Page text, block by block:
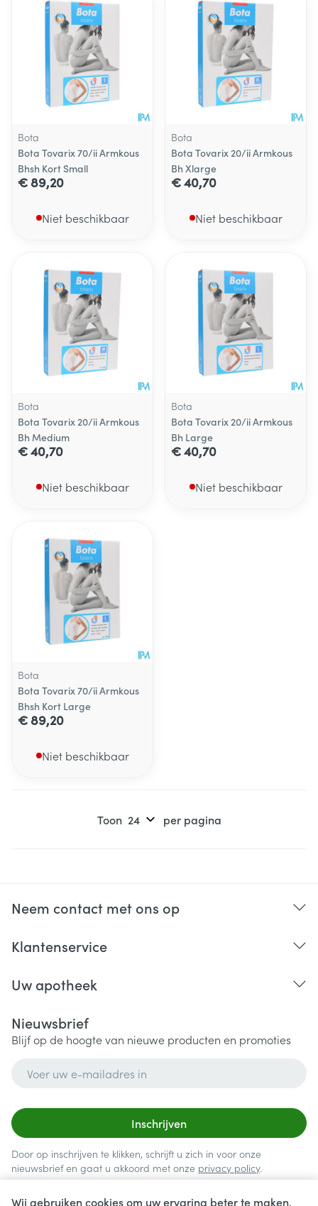
Wij gebruiken cookies om uw ervaring beter te maken.
Bota
Bota Tovarix 70/ii Armkous
Bhsh Kort Small
€ 89,20
Niet beschikbaar
Bota
Bota Tovarix 20/ii Armkous
Bh Xlarge
€ 40,70
Niet beschikbaar
Bota
Bota Tovarix 20/ii Armkous
Bh Medium
€ 40,70
Niet beschikbaar
Bota
Bota Tovarix 20/ii Armkous
Bh Large
€ 40,70
Niet beschikbaar
Bota
Bota Tovarix 70/ii Armkous
Bhsh Kort Large
€ 89,20
Niet beschikbaar
Toon per pagina
Neem contact met ons op
Klantenservice
Uw apotheek
Nieuwsbrief
Blijf op de hoogte van nieuwe producten en promoties
Inschrijven
Door op inschrijven te klikken, schrijft u zich in voor onze
nieuwsbrief en gaat u akkoord met onze privacy policy.